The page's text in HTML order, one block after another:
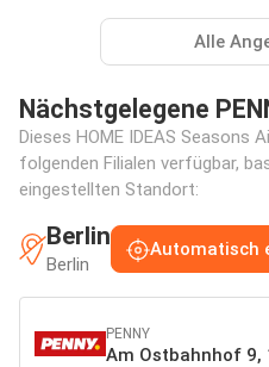
Alle
Nächstgelegene
Dieses HOME IDEAS Seasons
folgenden Filialen verfügbar,
eingestellten Standort:
Berlin
Berlin
Automatisch
PENNY
Am Ostbahnhof 9,